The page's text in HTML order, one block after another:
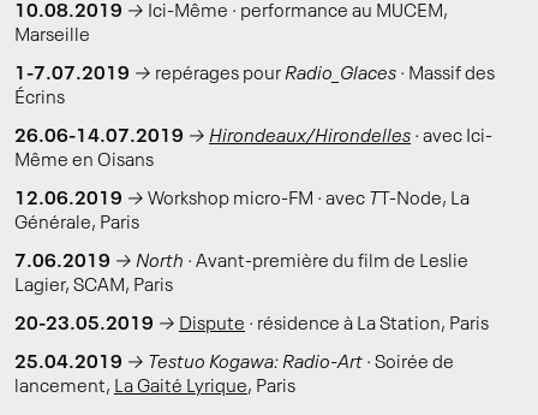
10.08.2019 → Ici-Même · performance au MUCEM,
Marseille
1-7.07.2019 → repérages pourRadio_Glaces · Massif des
Écrins
26.06-14.07.2019 → Hirondeaux/Hirondelles · avec Ici-
Même en Oisans
12.06.2019 → Workshop micro-FM · avec T
T-Node, La
Générale, Paris
7.06.2019 → North · Avant-première du film de Leslie
Lagier, SCAM, Paris
20-23.05.2019 → Dispute · résidence à La Station, Paris
25.04.2019 → Testuo Kogawa: Radio-Art · Soirée de
lancement, La Gaité Lyrique, Paris